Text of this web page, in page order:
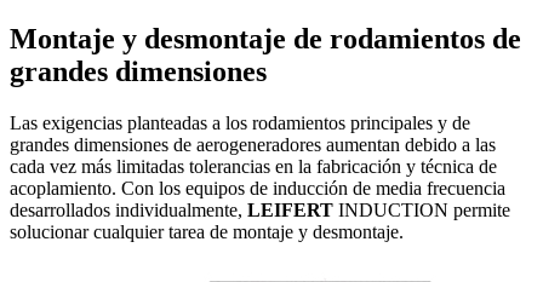
Montaje y desmontaje de rodamientos de
grandes dimensiones
Las exigencias planteadas a los rodamientos principales y de
grandes dimensiones de aerogeneradores aumentan debido a las
cada vez más limitadas tolerancias en la fabricación y técnica de
acoplamiento. Con los equipos de inducción de media frecuencia
desarrollados individualmente, LEIFERT INDUCTION permite
solucionar cualquier tarea de montaje y desmontaje.